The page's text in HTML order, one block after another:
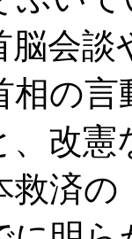
会談
相の
、改
救済